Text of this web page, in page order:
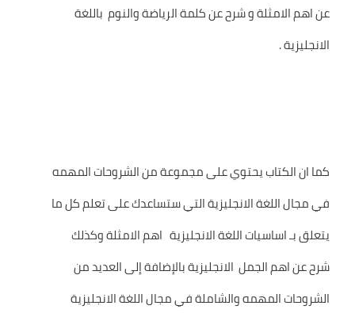
عن اهم الامثلة و شرح عن كلمة الرياضة والنوم باللغة
الانجليزية .
كما ان الكتاب يحتوي على مجموعة من الشروحات المهمه
في مجال اللغة الانجليزية التي ستساعدك على تعلم كل ما
يتعلق بـ اساسيات اللغة الانجليزية اهم الامثلة وكذلك
شرح عن اهم الجمل الانجليزية بالإضافة إلى العديد من
الشروحات المهمه والشاملة في مجال اللغة الانجليزية